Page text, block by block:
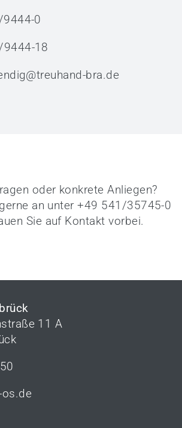
0
9444-18
bra.de
oder konkrete Anliegen?
an unter +49 541/35745-0
Sie auf Kontakt vorbei.
11 A
os.de